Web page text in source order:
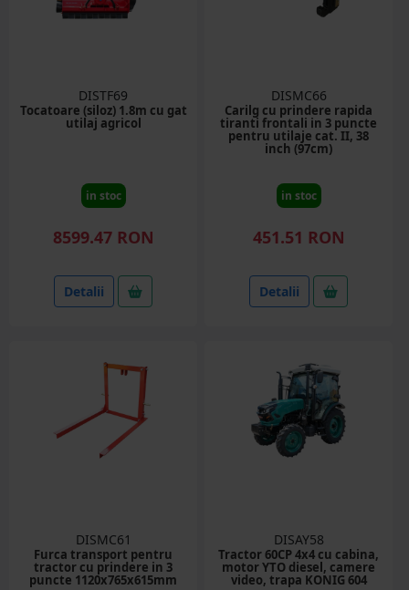
DISTF69
Tocatoare (siloz) 1.8m cu gat
utilaj agricol
in stoc
8599.47 RON
Detalii
DISMC66
Carilg cu prindere rapida
tiranti frontali in 3 puncte
pentru utilaje cat. II, 38
inch (97cm)
in stoc
451.51 RON
Detalii
DISMC61
Furca transport pentru
tractor cu prindere in 3
puncte 1120x765x615mm
DISAY58
Tractor 60CP 4x4 cu cabina,
motor YTO diesel, camere
video, trapa KONIG 604